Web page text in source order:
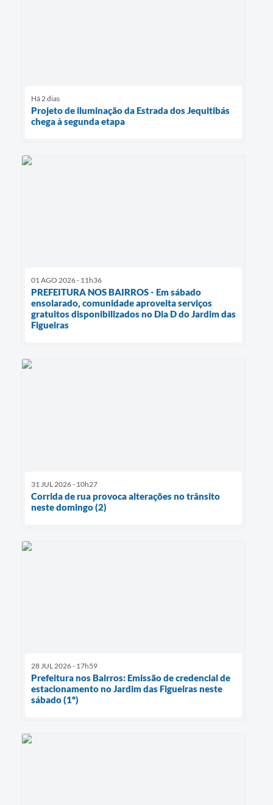
Há 2 dias
Projeto de iluminação da Estrada dos Jequitibás
chega à segunda etapa
01 AGO 2026 - 11h36
PREFEITURA NOS BAIRROS - Em sábado
ensolarado, comunidade aproveita serviços
gratuitos disponibilizados no Dia D do Jardim das
Figueiras
31 JUL 2026 - 10h27
Corrida de rua provoca alterações no trânsito
neste domingo (2)
28 JUL 2026 - 17h59
Prefeitura nos Bairros: Emissão de credencial de
estacionamento no Jardim das Figueiras neste
sábado (1º)